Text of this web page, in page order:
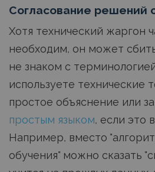
Согласование решений
Хотя технический жаргон
необходим, он может
не знаком с
используете технические
простое объяснение или
простым языком, если это
Например, вместо
обучения" можно сказать